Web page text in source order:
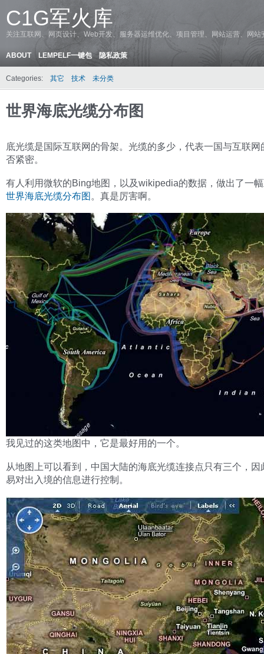
C1G军火库
关注互联网、网页设计、Web开发、服务器运维优化、项目管理、网站运营、网
ABOUT LEMPELF一键包 隐私政策
Categories: 其它 技术 未分类
世界海底光缆分布图
底光缆是国际互联网的骨架。光缆的多少，代表一国与互联网
否紧密。
有人利用微软的Bing地图，以及wikipedia的数据，做出了一
世界海底光缆分布图。真是厉害啊。
我见过的这类地图中，它是最好用的一个。
从地图上可以看到，中国大陆的海底光缆连接点只有三个，因
易对出入境的信息进行控制。